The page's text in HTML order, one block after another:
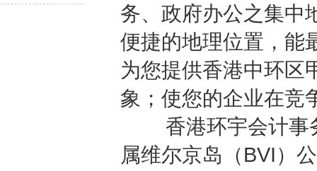
务、政府办公之集中
便捷的地理位置，能
为您提供香港中环区
象；使您的企业在竞
香港环宇会计事务
属维尔京岛（BVI）